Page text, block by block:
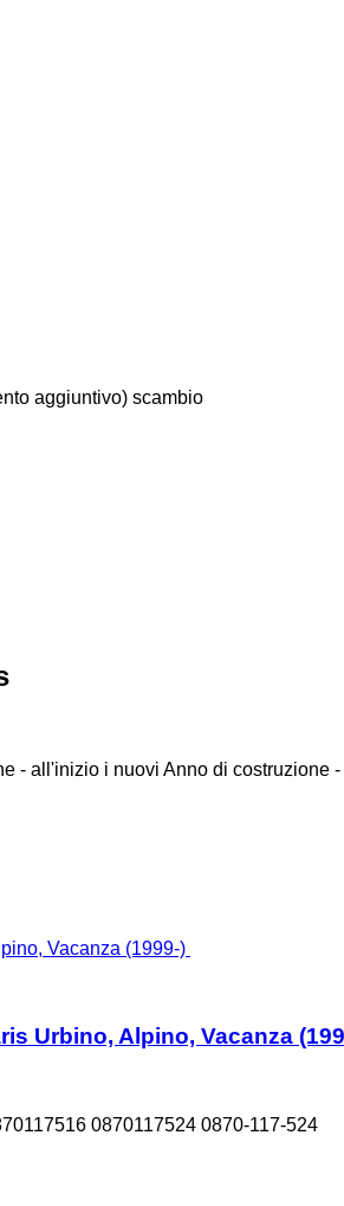
aggiuntivo) scambio
- all'inizio i nuovi Anno di costruzione
Urbino, Alpino, Vacanza
0870117524 0870-117-524